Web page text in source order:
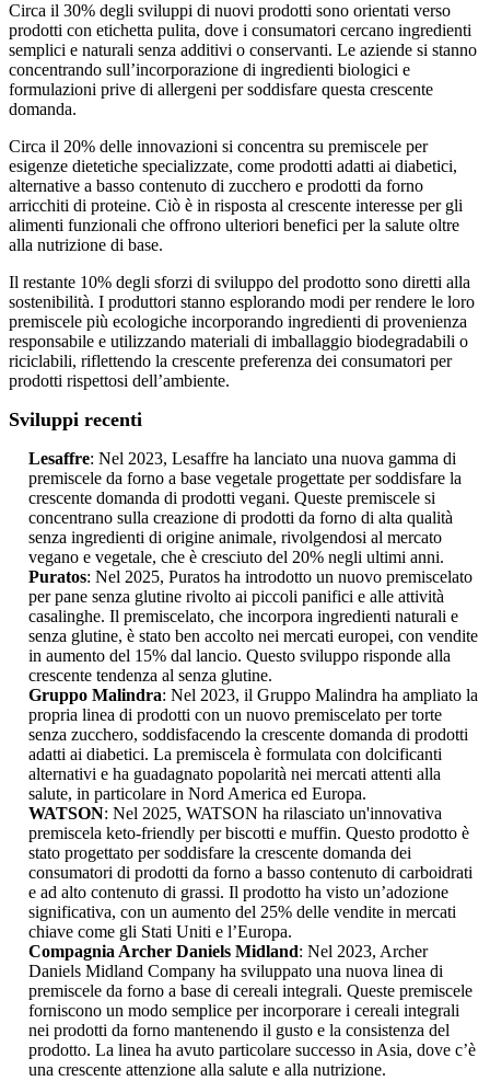
Circa il 30% degli sviluppi di nuovi prodotti sono orientati verso
prodotti con etichetta pulita, dove i consumatori cercano ingredienti
semplici e naturali senza additivi o conservanti. Le aziende si stanno
concentrando sull’incorporazione di ingredienti biologici e
formulazioni prive di allergeni per soddisfare questa crescente
domanda.
Circa il 20% delle innovazioni si concentra su premiscele per
esigenze dietetiche specializzate, come prodotti adatti ai diabetici,
alternative a basso contenuto di zucchero e prodotti da forno
arricchiti di proteine. Ciò è in risposta al crescente interesse per gli
alimenti funzionali che offrono ulteriori benefici per la salute oltre
alla nutrizione di base.
Il restante 10% degli sforzi di sviluppo del prodotto sono diretti alla
sostenibilità. I produttori stanno esplorando modi per rendere le loro
premiscele più ecologiche incorporando ingredienti di provenienza
responsabile e utilizzando materiali di imballaggio biodegradabili o
riciclabili, riflettendo la crescente preferenza dei consumatori per
prodotti rispettosi dell’ambiente.
Sviluppi recenti
Lesaffre: Nel 2023, Lesaffre ha lanciato una nuova gamma di
premiscele da forno a base vegetale progettate per soddisfare la
crescente domanda di prodotti vegani. Queste premiscele si
concentrano sulla creazione di prodotti da forno di alta qualità
senza ingredienti di origine animale, rivolgendosi al mercato
vegano e vegetale, che è cresciuto del 20% negli ultimi anni.
Puratos: Nel 2025, Puratos ha introdotto un nuovo premiscelato
per pane senza glutine rivolto ai piccoli panifici e alle attività
casalinghe. Il premiscelato, che incorpora ingredienti naturali e
senza glutine, è stato ben accolto nei mercati europei, con vendite
in aumento del 15% dal lancio. Questo sviluppo risponde alla
crescente tendenza al senza glutine.
Gruppo Malindra: Nel 2023, il Gruppo Malindra ha ampliato la
propria linea di prodotti con un nuovo premiscelato per torte
senza zucchero, soddisfacendo la crescente domanda di prodotti
adatti ai diabetici. La premiscela è formulata con dolcificanti
alternativi e ha guadagnato popolarità nei mercati attenti alla
salute, in particolare in Nord America ed Europa.
WATSON: Nel 2025, WATSON ha rilasciato un'innovativa
premiscela keto-friendly per biscotti e muffin. Questo prodotto è
stato progettato per soddisfare la crescente domanda dei
consumatori di prodotti da forno a basso contenuto di carboidrati
e ad alto contenuto di grassi. Il prodotto ha visto un’adozione
significativa, con un aumento del 25% delle vendite in mercati
chiave come gli Stati Uniti e l’Europa.
Compagnia Archer Daniels Midland: Nel 2023, Archer
Daniels Midland Company ha sviluppato una nuova linea di
premiscele da forno a base di cereali integrali. Queste premiscele
forniscono un modo semplice per incorporare i cereali integrali
nei prodotti da forno mantenendo il gusto e la consistenza del
prodotto. La linea ha avuto particolare successo in Asia, dove c’è
una crescente attenzione alla salute e alla nutrizione.